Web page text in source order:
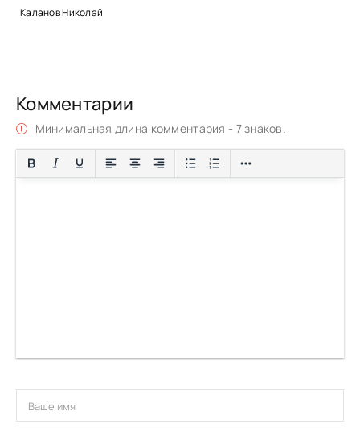
Каланов Николай
Комментарии
Минимальная длина комментария - 7 знаков.